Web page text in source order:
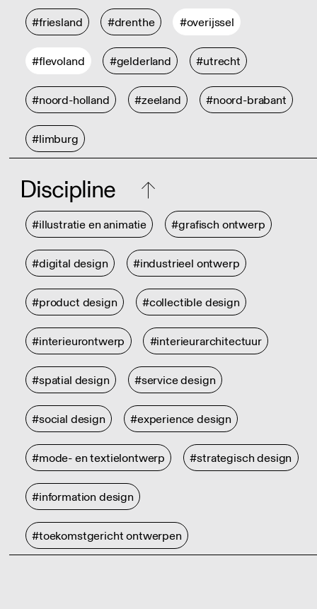
#friesland #drenthe #overijssel
#flevoland #gelderland #utrecht
#noord-holland #zeeland #noord-brabant
#limburg
Discipline
#illustratie en animatie #grafisch ontwerp
#digital design #industrieel ontwerp
#product design #collectible design
#interieurontwerp #interieurarchitectuur
#spatial design #service design
#social design #experience design
#mode- en textielontwerp #strategisch design
#information design
#toekomstgericht ontwerpen